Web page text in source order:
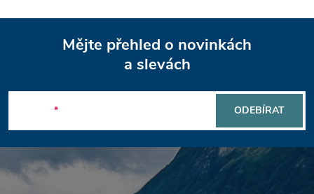
u
p
a
t
Mějte přehled o novinkách
a slevách
ODEBÍRAT